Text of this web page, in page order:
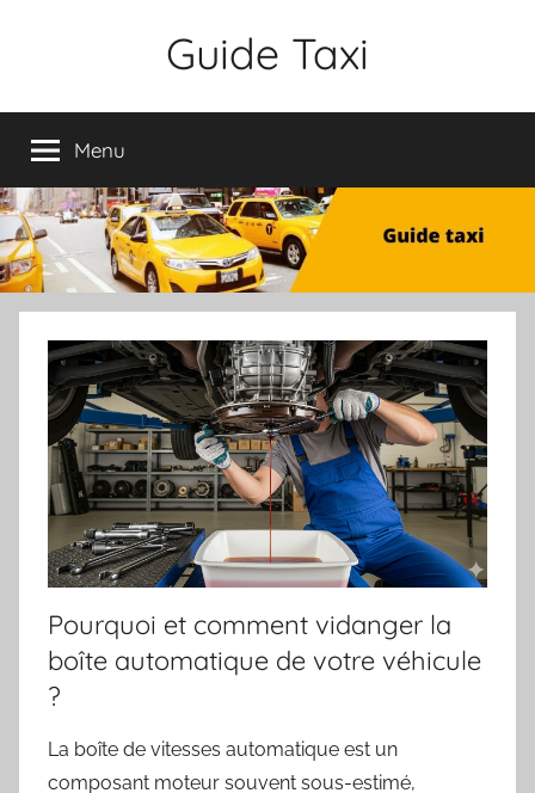
Guide Taxi
Menu
Pourquoi et comment vidanger la
boîte automatique de votre véhicule
?
La boîte de vitesses automatique est un
composant moteur souvent sous-estimé,